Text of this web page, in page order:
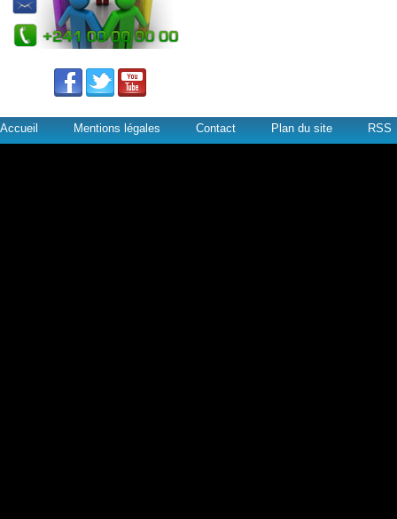
Accueil Mentions légales Contact Plan du site RSS